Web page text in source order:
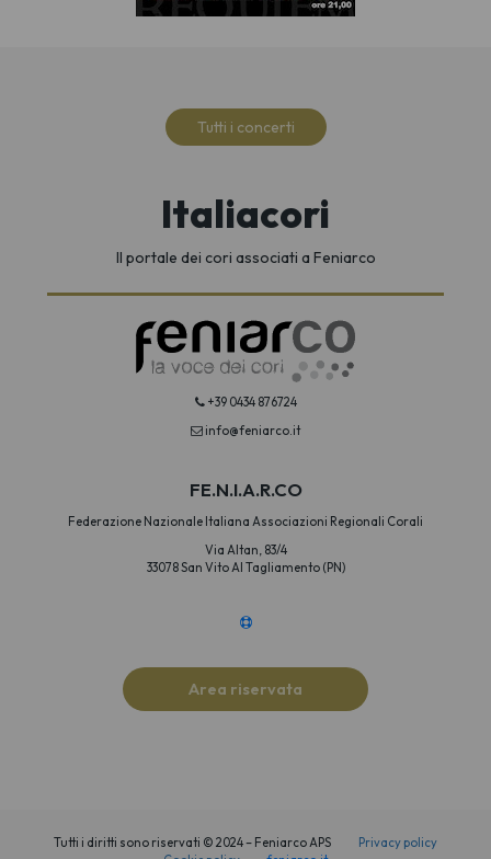
Tutti i concerti
Italiacori
Il portale dei cori associati a Feniarco
+39 0434 876724
info@feniarco.it
FE.N.I.A.R.CO
Federazione Nazionale Italiana Associazioni Regionali Corali
Via Altan, 83/4
33078 San Vito Al Tagliamento (PN)
Area riservata
Tutti i diritti sono riservati © 2024 – Feniarco APS
Privacy policy